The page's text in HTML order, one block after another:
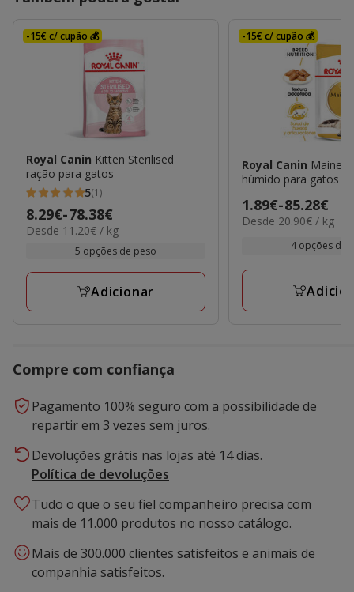
-15€ c/ cupão 💰
Royal Canin Kitten Sterilised
ração para gatos
5
estrelas
com
avaliações
5(1)
Preço
de
a
8.29€-78.38€
11.20€
Desde 11.20€ / kg
5 opções de peso
Adicionar
-15€ c/ cupão 💰
Royal Canin Maine
húmido para gatos
Preço
de
85.28€
1.89€-85.28€
20.90€
Desde 20.90€ / kg
4 opções de
Compre com confiança
Pagamento 100% seguro com a possibilidade de
repartir em 3 vezes sem juros.
Devoluções grátis nas lojas até 14 dias.
Política de devoluções
Tudo o que o seu fiel companheiro precisa com
mais de 11.000 produtos no nosso catálogo.
Mais de 300.000 clientes satisfeitos e animais de
companhia satisfeitos.